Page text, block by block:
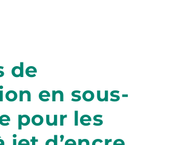
de
en sous-
pour les